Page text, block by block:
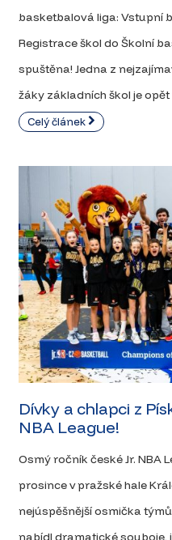
basketbalová liga: Vstupní
Registrace škol do Školní
spuštěna! Jedna z
žáky základních škol je opět
Celý článek
Dívky a chlapci z
NBA League!
Osmý ročník české Jr. NBA
prosince v pražské hale
nejúspěšnější osmička
nabídl dramatické souboje,